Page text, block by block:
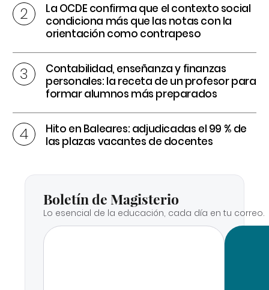
La OCDE confirma que el contexto social
condiciona más que las notas con la
orientación como contrapeso
Contabilidad, enseñanza y finanzas
personales: la receta de un profesor para
formar alumnos más preparados
Hito en Baleares: adjudicadas el 99 % de
las plazas vacantes de docentes
Boletín de Magisterio
Lo esencial de la educación, cada día en tu correo.